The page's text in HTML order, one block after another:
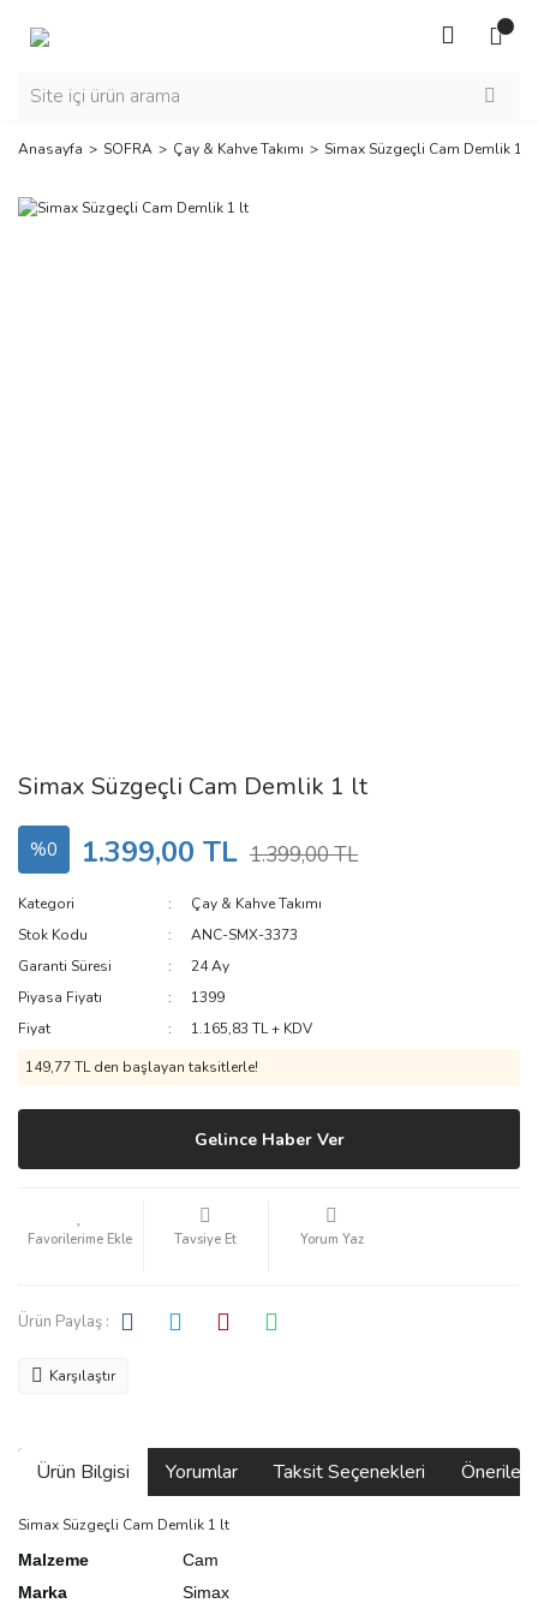
Anasayfa SOFRA Çay & Kahve Takımı Simax Süzgeçli Cam Demlik 1 lt
Simax Süzgeçli Cam Demlik 1 lt
%0 1.399,00 TL 1.399,00 TL
Kategori
Çay & Kahve Takımı
Stok Kodu
ANC-SMX-3373
Garanti Süresi
24 Ay
Piyasa Fiyatı
1399
Fiyat
1.165,83 TL + KDV
149,77 TL den başlayan taksitlerle!
Gelince Haber Ver
Tavsiye Et Yorum Yaz
Ürün Paylaş :
Karşılaştır
Ürün Bilgisi Yorumlar Taksit Seçenekleri
Simax Süzgeçli Cam Demlik 1 lt
Malzeme
Cam
Marka
Simax